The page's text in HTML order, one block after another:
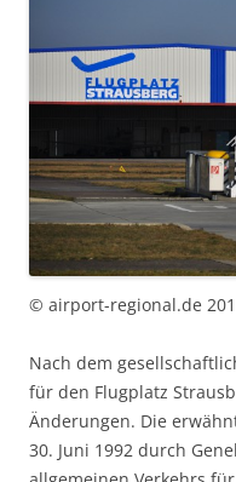
© airport-regional.de
Nach dem
für den Flugplatz
Änderungen. Die
30. Juni 1992 durch